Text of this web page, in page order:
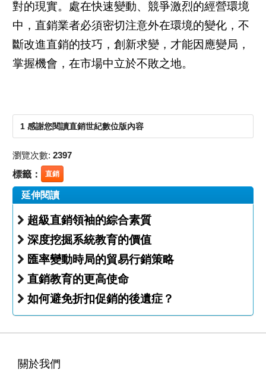
對的現實。處在快速變動、競爭激烈的經營環境
中，直銷業者必須密切注意外在環境的變化，不
斷改進直銷的技巧，創新求變，才能因應變局，
掌握機會，在市場中立於不敗之地。
1 感謝您閱讀直銷世紀數位版內容
瀏覽次數: 2397
標籤： 直銷
延伸閱讀
超級直銷領袖的綜合素質
深度挖掘系統教育的價值
匯率變動時局的貿易行銷策略
直銷教育的更高使命
如何避免折扣促銷的後遺症？
關於我們